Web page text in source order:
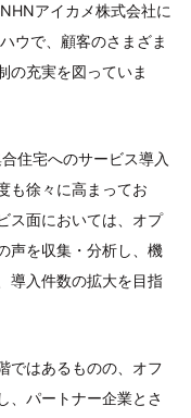
アイカメ株式会社に
ウで、顧客のさまざま
の充実を図っていま
住宅へのサービス導入
も徐々に高まってお
ス面においては、オプ
声を収集・分析し、機
導入件数の拡大を目指
ではあるものの、オフ
、パートナー企業とさ